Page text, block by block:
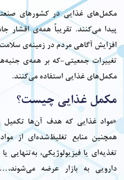
مکمل‌های غذایی در کشورهای
پیدا می‌کنند. تقریباً همه‌ی اقشار
افزایش آگاهی مردم در زمینه‌ی
تغییرات جمعیتی-که بر همه‌ی
مکمل‌های غذایی استفاده می‌کنند.
مکمل غذایی چیست؟
«مواد غذایی که هدف آن‌ها
همچنین منابع تغلیظ‌شده‌ای از
تغذیه‌ای یا فیزیولوژیکی،
دارویی به بازار عرضه